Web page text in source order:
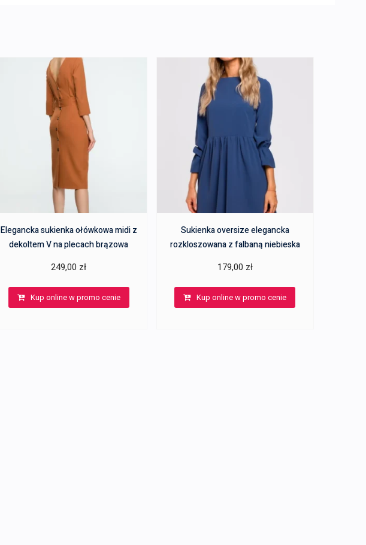
Elegancka sukienka ołówkowa midi z
dekoltem V na plecach brązowa
249,00 zł
Kup online w promo cenie
Sukienka oversize elegancka
rozkloszowana z falbaną niebieska
179,00 zł
Kup online w promo cenie